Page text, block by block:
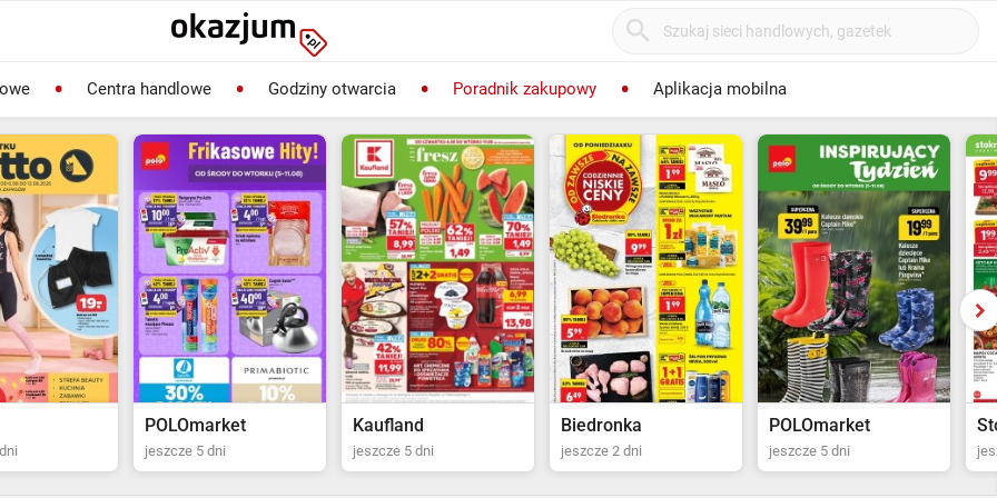
Centra handlowe Godziny otwarcia Poradnik zakupowy Aplikacja mobilna
Kaufland
jeszcze 5 dni
Biedronka
jeszcze 2 dni
POLOmarket
jeszcze 5 dni jeszcze 6 dni